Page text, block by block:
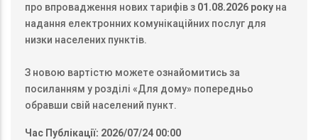
про впровадження нових тарифів з 01.08.2026 року на
надання електронних комунікаційних послуг для
низки населених пунктів.
З новою вартістю можете ознайомитись за
посиланням у розділі «Для дому» попередньо
обравши свій населений пункт.
Час Публікації: 2026/07/24 00:00